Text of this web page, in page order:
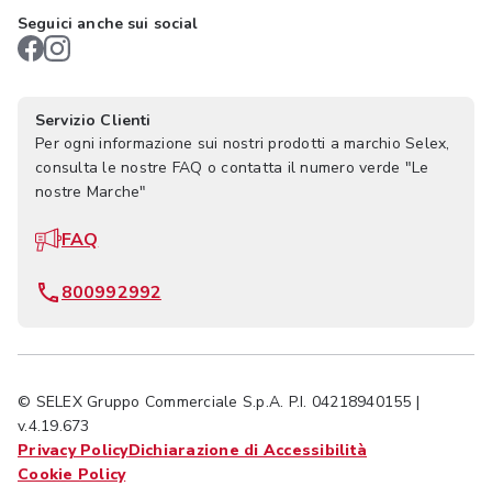
Seguici anche sui social
Servizio Clienti
Per ogni informazione sui nostri prodotti a marchio Selex,
consulta le nostre FAQ o contatta il numero verde "Le
nostre Marche"
FAQ
800992992
© SELEX Gruppo Commerciale S.p.A. P.I. 04218940155 |
v.4.19.673
Privacy PolicyDichiarazione di Accessibilità
Cookie Policy